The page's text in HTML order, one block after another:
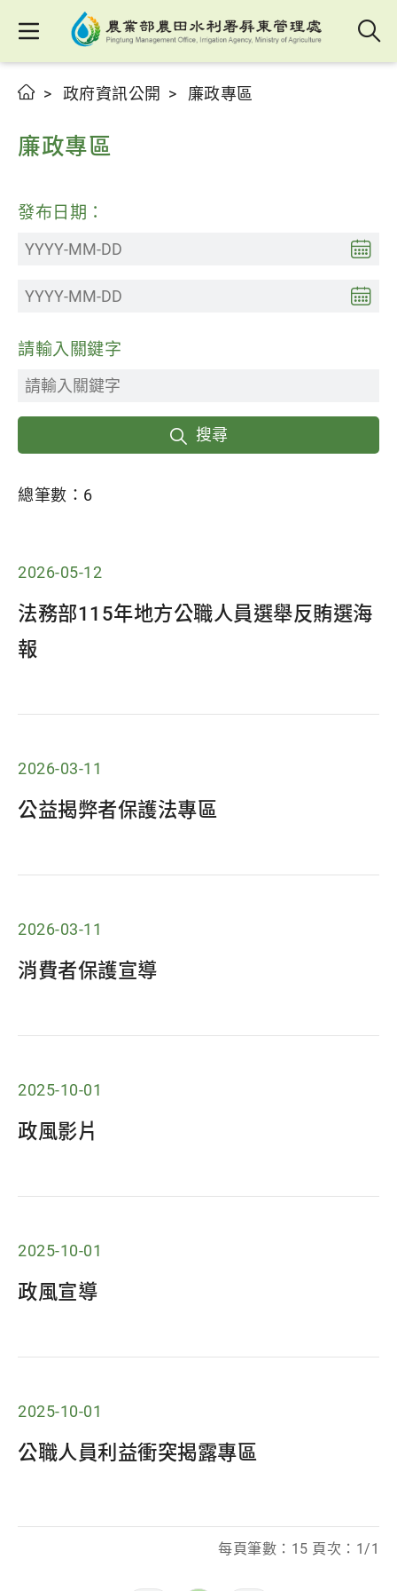
政府資訊公開 廉政專區
廉政專區
發布日期：
請輸入關鍵字
搜尋
總筆數： 6
2026-05-12
法務部115年地方公職人員選舉反賄選海
報
2026-03-11
公益揭弊者保護法專區
2026-03-11
消費者保護宣導
2025-10-01
政風影片
2025-10-01
政風宣導
2025-10-01
公職人員利益衝突揭露專區
每頁筆數：15 頁次：1/1